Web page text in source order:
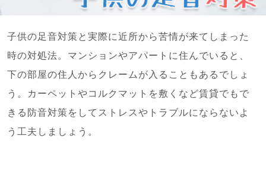
子供の足音対策と実際に近所から苦情が来てしまった
時の対処法。マンションやアパートに住んでいると、
下の部屋の住人からクレームが入ることもあるでしょ
う。カーペットやコルクマットを敷くなど賃貸でもで
きる防音対策をしてストレスやトラブルにならないよ
う工夫しましょう。